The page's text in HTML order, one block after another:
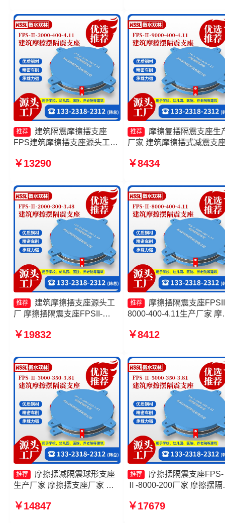
推荐
建筑隔震摩擦摆支座
FPS建筑摩擦摆支座源头工厂
FJZQZ9000GD 建筑摩擦摆支
￥13290
推荐
摩擦复摆隔震支座生
厂家 建筑摩擦摆式减震支
座FPSII-8000-400-4.11
￥8434
推荐
建筑摩擦摆支座源头工
厂 摩擦摆隔震支座FPSII-
摆隔震支座厂家 摩擦摆隔震支
厂家
￥19832
推荐
摩擦摆隔震支座
8000-400-4.11生产厂家 摩
擦摆式减隔震支座厂家
￥8412
推荐
摩擦摆减隔震球形支座
生产厂家 摩擦摆支座厂家 摩
400-4.11生产厂家 摩擦摆隔震
￥14847
推荐
摩擦摆隔震支座FPS-
Ⅱ-8000-200厂家 摩擦摆隔
家 摩擦摆隔震支座FPSII-
￥17679